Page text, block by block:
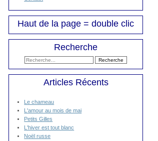
Haut de la page = double clic
Recherche
Articles Récents
Le chameau
L'amour au mois de mai
Petits Gilles
L'hiver est tout blanc
Noël russe